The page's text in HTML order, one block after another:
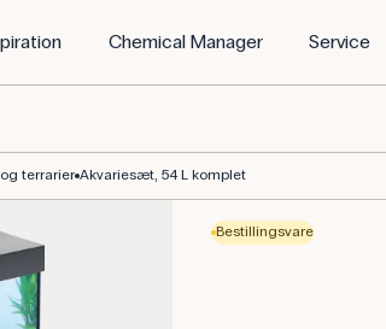
Chemical Manager Service
terrarier Akvariesæt, 54 L komplet
Bestillingsvare